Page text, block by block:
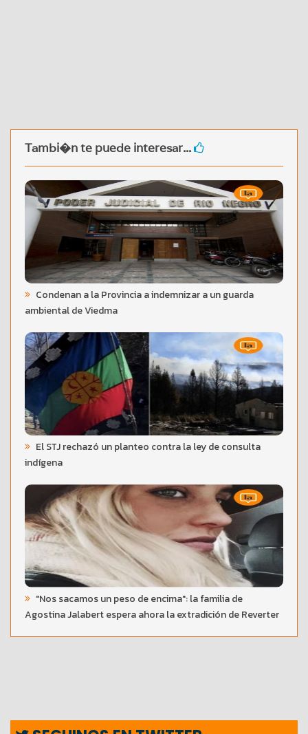
Tambi�n te puede interesar...
Condenan a la Provincia a indemnizar a un guarda
ambiental de Viedma
El STJ rechazó un planteo contra la ley de consulta
indígena
"Nos sacamos un peso de encima": la familia de
Agostina Jalabert espera ahora la extradición de Reverter